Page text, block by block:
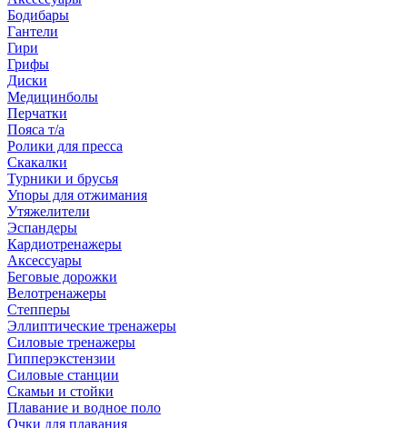
Бодибары
Гантели
Гири
Грифы
Диски
Медицинболы
Перчатки
Пояса т/а
Ролики для пресса
Скакалки
Турники и брусья
Упоры для отжимания
Утяжелители
Эспандеры
Кардиотренажеры
Аксессуары
Беговые дорожки
Велотренажеры
Степперы
Эллиптические тренажеры
Силовые тренажеры
Гипперэкстензии
Силовые станции
Скамьи и стойки
Плавание и водное поло
Очки для плавания